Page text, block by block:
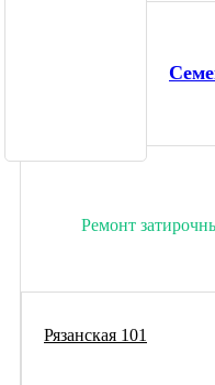
Ремонт
Рязанская 101